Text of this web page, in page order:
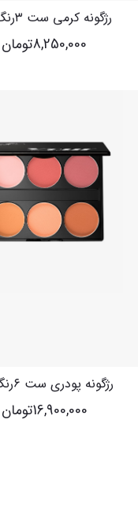
رژگونه کرمی ست ۳رنگ یور
8,250,000تومان
رژگونه پودری ست ۶رنگ یور
16,900,000تومان